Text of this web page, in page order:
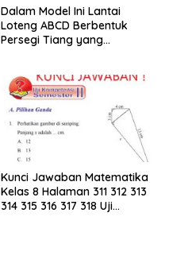
Dalam Model Ini Lantai
Loteng ABCD Berbentuk
Persegi Tiang yang
Kunci Jawaban Matematika
Kelas 8 Halaman 311 312 313
314 315 316 317 318 Uji